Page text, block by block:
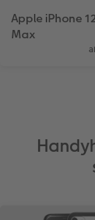
Apple iPhone
Max